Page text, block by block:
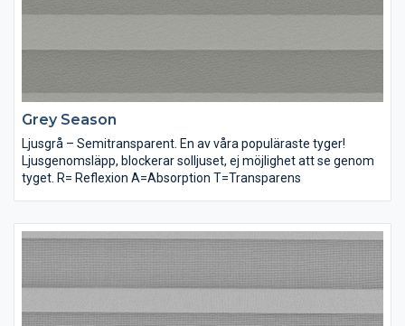
Grey Season
Ljusgrå – Semitransparent. En av våra populäraste tyger!
Ljusgenomsläpp, blockerar solljuset, ej möjlighet att se genom
tyget. R= Reflexion A=Absorption T=Transparens